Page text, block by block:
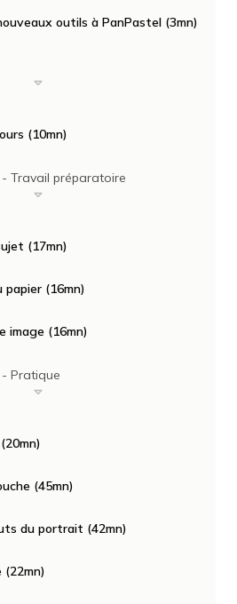
outils à PanPastel (3mn)
(10mn)
Travail préparatoire
(17mn)
papier (16mn)
image (16mn)
Pratique
(45mn)
du portrait (42mn)
(22mn)